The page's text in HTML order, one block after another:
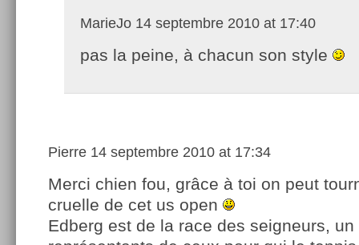
MarieJo 14 septembre 2010 at 17:40
pas la peine, à chacun son style
Pierre 14 septembre 2010 at 17:34
Merci chien fou, grâce à toi on peut
cruelle de cet us open
Edberg est de la race des seigneurs,